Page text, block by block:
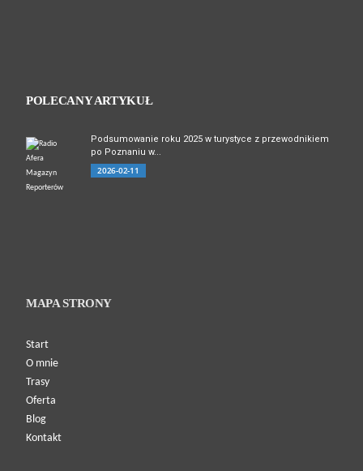
POLECANY ARTYKUŁ
Podsumowanie roku 2025 w turystyce z przewodnikiem
po Poznaniu w...
2026-02-11
MAPA STRONY
Start
O mnie
Trasy
Oferta
Blog
Kontakt